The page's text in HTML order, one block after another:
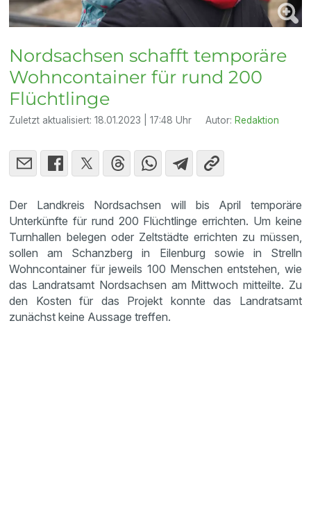
Nordsachsen schafft temporäre
Wohncontainer für rund 200
Flüchtlinge
Zuletzt aktualisiert:18.01.2023 | 17:48 Uhr Autor: Redaktion
Der Landkreis Nordsachsen will bis April temporäre
Unterkünfte für rund 200 Flüchtlinge errichten. Um keine
Turnhallen belegen oder Zeltstädte errichten zu müssen,
sollen am Schanzberg in Eilenburg sowie in Strelln
Wohncontainer für jeweils 100 Menschen entstehen, wie
das Landratsamt Nordsachsen am Mittwoch mitteilte. Zu
den Kosten für das Projekt konnte das Landratsamt
zunächst keine Aussage treffen.